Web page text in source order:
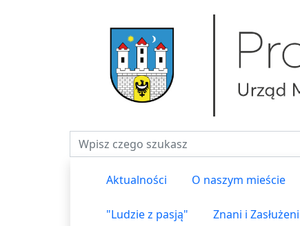
Fraza do wyszukiwania
Aktualności O naszym mieście
"Ludzie z pasją" Znani i